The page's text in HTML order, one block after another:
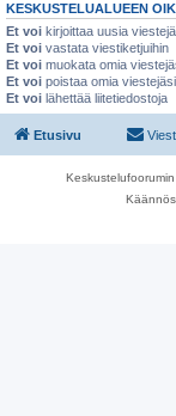
KESKUSTELUALUEEN
Et voi kirjoittaa uusia viestejä
Et voi vastata viestiketjuihin
Et voi muokata omia
Et voi poistaa omia viestejäsi
Et voi lähettää liitetiedostoja
Etusivu